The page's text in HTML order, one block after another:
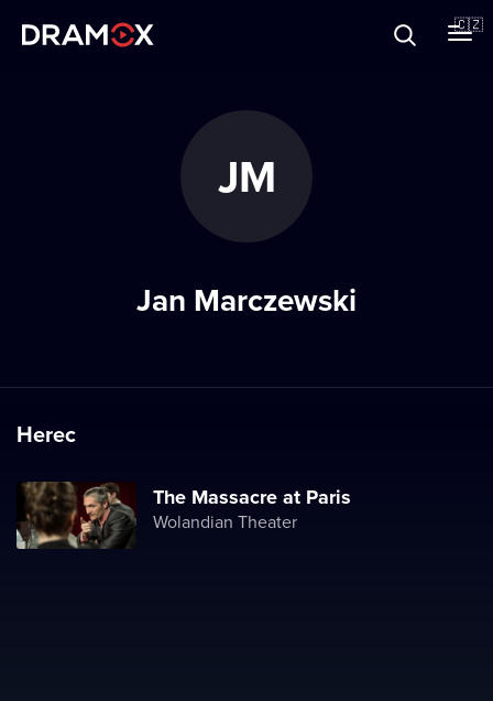
🇨🇿
JM
Jan Marczewski
Herec
The Massacre at Paris
Wolandian Theater